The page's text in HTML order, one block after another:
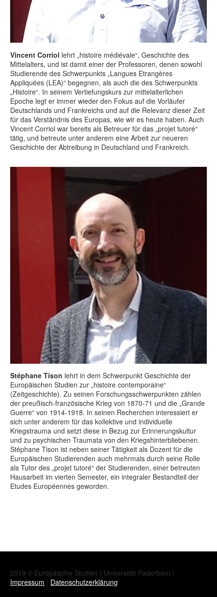
Vincent Corriol lehrt „histoire médiévale“, Geschichte des
Mittelalters, und ist damit einer der Professoren, denen sowohl
Studierende des Schwerpunkts „Langues Etrangères
Appliquées (LEA)“ begegnen, als auch die des Schwerpunkts
„Histoire“. In seinem Vertiefungskurs zur mittelalterlichen
Epoche legt er immer wieder den Fokus auf die Vorläufer
Deutschlands und Frankreichs und auf die Relevanz dieser Zeit
für das Verständnis des Europas, wie wir es heute haben. Auch
Vincent Corriol war bereits als Betreuer für das „projet tutoré“
tätig, und betreute unter anderem eine Arbeit zur neueren
Geschichte der Abtreibung in Deutschland und Frankreich.
Stéphane Tison lehrt in dem Schwerpunkt Geschichte der
Europäischen Studien zur „histoire contemporaine“
(Zeitgeschichte). Zu seinen Forschungsschwerpunkten zählen
der preußisch-französische Krieg von 1870-71 und die „Grande
Guerre“ von 1914-1918. In seinen Recherchen interessiert er
sich unter anderem für das kollektive und individuelle
Kriegstrauma und setzt diese in Bezug zur Erinnerungskultur
und zu psychischen Traumata von den Kriegshinterbliebenen.
Stéphane Tison ist neben seiner Tätigkeit als Dozent für die
Europäischen Studierenden auch mehrmals durch seine Rolle
als Tutor des „projet tutoré“ der Studierenden, einer betreuten
Hausarbeit im vierten Semester, ein integraler Bestandteil der
Etudes Européennes geworden.
2019 © Europäische Studien | Universität Paderborn |
Impressum | Datenschutzerklärung